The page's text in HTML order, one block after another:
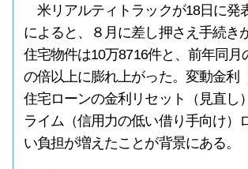
米リアルティトラックが18日に発
によると、８月に差し押さえ手続き
住宅物件は10万8716件と、前年同月
の倍以上に膨れ上がった。変動金利
住宅ローンの金利リセット（見直し
ライム（信用力の低い借り手向け）
い負担が増えたことが背景にある。